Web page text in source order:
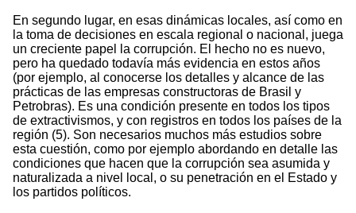
En segundo lugar, en esas dinámicas locales, así como en
la toma de decisiones en escala regional o nacional, juega
un creciente papel la corrupción. El hecho no es nuevo,
pero ha quedado todavía más evidencia en estos años
(por ejemplo, al conocerse los detalles y alcance de las
prácticas de las empresas constructoras de Brasil y
Petrobras). Es una condición presente en todos los tipos
de extractivismos, y con registros en todos los países de la
región (5). Son necesarios muchos más estudios sobre
esta cuestión, como por ejemplo abordando en detalle las
condiciones que hacen que la corrupción sea asumida y
naturalizada a nivel local, o su penetración en el Estado y
los partidos políticos.